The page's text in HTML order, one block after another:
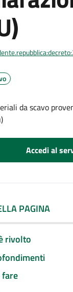
da scavo
Accedi al
PAGINA
rivolto
fare